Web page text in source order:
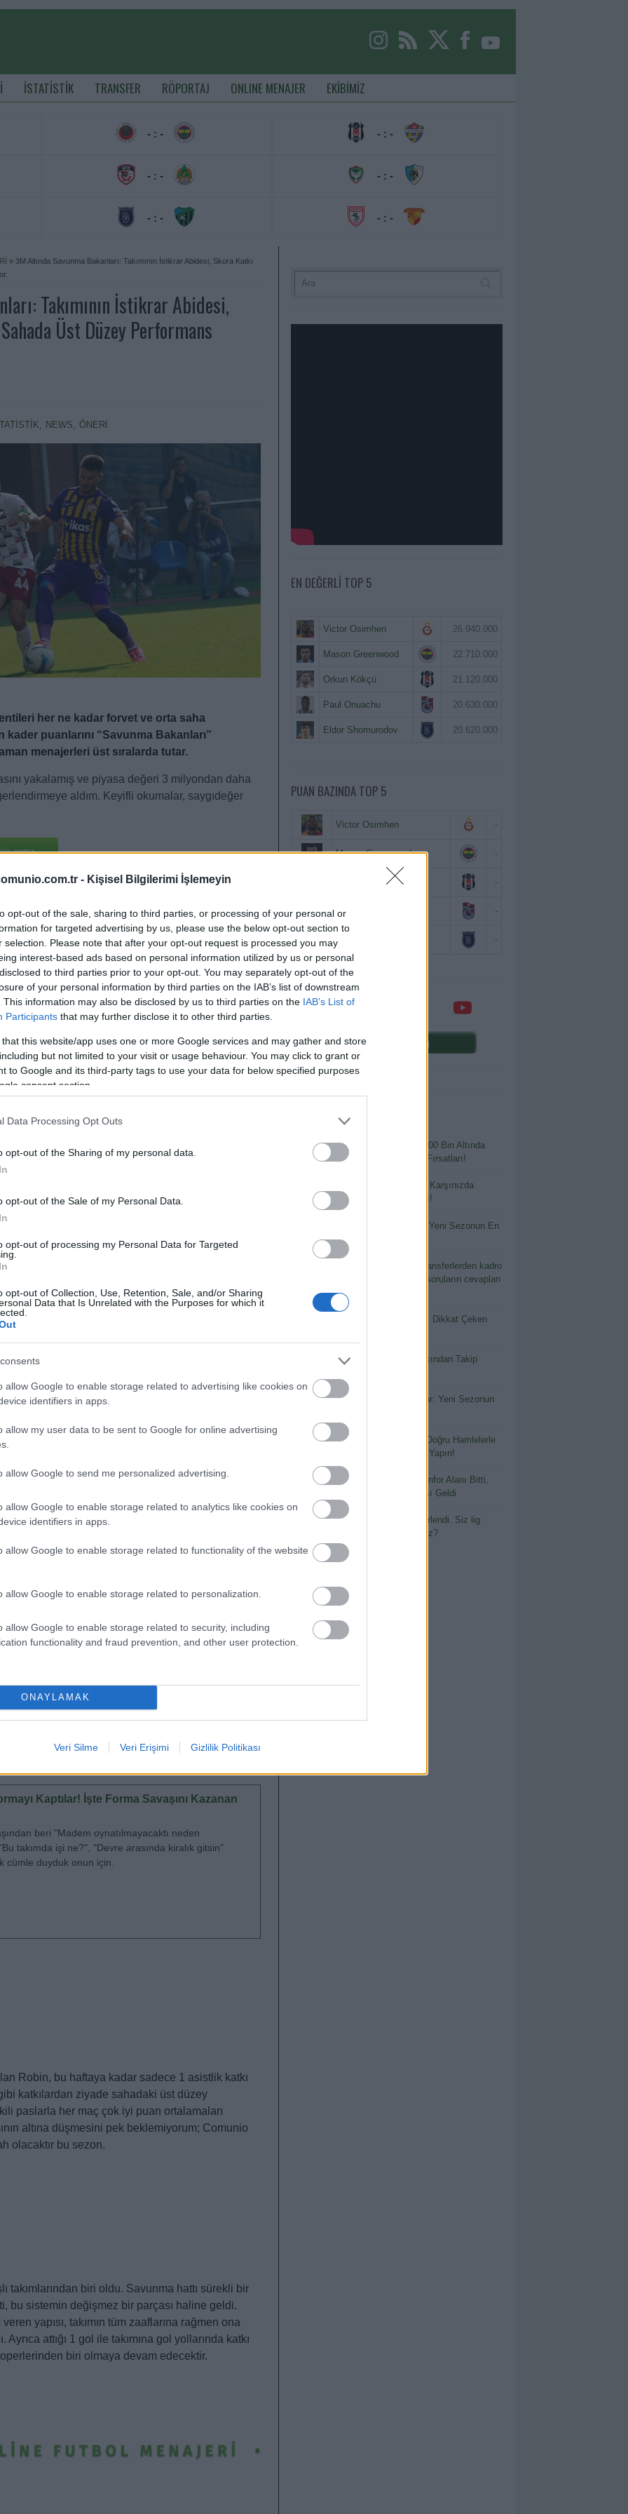
- Kişisel Bilgilerimi İşlemeyin
opt-out of the sale, sharing to third parties, or processing of your personal or
for targeted advertising by us, please use the below opt-out section to
selection. Please note that after your opt-out request is processed you may
interest-based ads based on personal information utilized by us or personal
to third parties prior to your opt-out. You may separately opt-out of the
of your personal information by third parties on the IAB’s list of downstream
This information may also be disclosed by us to third parties on the IAB’s List of
Participants that may further disclose it to other third parties.
that this website/app uses one or more Google services and may gather and store
but not limited to your visit or usage behaviour. You may click to grant or
to Google and its third-party tags to use your data for below specified purposes
consent section.
Data Processing Opt Outs
opt-out of the Sharing of my personal data.
opt-out of the Sale of my Personal Data.
opt-out of processing my Personal Data for Targeted
opt-out of Collection, Use, Retention, Sale, and/or Sharing
Data that Is Unrelated with the Purposes for which it
allow Google to enable storage related to advertising like cookies on
identifiers in apps.
allow my user data to be sent to Google for online advertising
allow Google to send me personalized advertising.
allow Google to enable storage related to analytics like cookies on
identifiers in apps.
allow Google to enable storage related to functionality of the website
allow Google to enable storage related to personalization.
allow Google to enable storage related to security, including
functionality and fraud prevention, and other user protection.
ONAYLAMAK
Veri Silme Veri Erişimi Gizlilik Politikası
İSTATİSTİK TRANSFER RÖPORTAJ ONLINE MENAJER EKİBİMİZ
- : -
- : -
- : -
- : -
- : -
- : -
» 3M Altında Savunma Bakanları: Takımının İstikrar Abidesi, Skora Katkı
Takımının İstikrar Abidesi,
Üst Düzey Performans
, NEWS, ÖNERİ
her ne kadar forvet ve orta saha
puanlarını “Savunma Bakanları”
menajerleri üst sıralarda tutar.
yakalamış ve piyasa değeri 3 milyondan daha
aldım. Keyifli okumalar, saygıdeğer
oyna
Aynı zamanda sıkı birComunio Magazintakipçisi
en çok güven veren ismi oldu. Maç içinde
puan ortalamasına olumlu yansıyan etkenlerdir.
da bulundu şimdiye kadar. Heliton, bu
da devam ettirirse Top 10 stoper arasında olacaktır.
bulunsa da, takımdaki bazı isimler üst düzey
en başında Calvo geliyor. Defansdaki üst
ön plana çıkıyor Calvo. Şimdiye kadar Hatayspor’a
bu sezon stoperler arasında en iyi puan
bu fiyata bu denli iyi bir stoper kaçırılmamalıdır.
ismi oldu Adil. Müthiş bir performansla tüm
geldi. Konyaspor’a 2 gol ve 2 asistlik katkısı
oldu. Adil, bu performansla stoperler arasında
isimlerden biri olarak öne çıkıyor. Fiyat-
üst düzey performansına devam ediyor.
ismi olan Van Drongelen, geri kalan haftalarda
sert oyunu zaman zaman sıkıntı çıkarabilse
daha fazla puan kazandıracaktır.
Kaptılar! İşte Forma Savaşını Kazanan
beri "Madem oynatılmayacaktı neden
takımda işi ne?", "Devre arasında kiralık gitsin"
cümle duyduk onun için.
Robin, bu haftaya kadar sadece 1 asistlik katkı
katkılardan ziyade sahadaki üst düzey
paslarla her maç çok iyi puan ortalamaları
altına düşmesini pek beklemiyorum; Comunio
olacaktır bu sezon.
takımlarından biri oldu. Savunma hattı sürekli bir
bu sistemin değişmez bir parçası haline geldi.
yapısı, takımın tüm zaaflarına rağmen ona
attığı 1 gol ile takımına gol yollarında katkı
biri olmaya devam edecektir.
EN DEĞERLI TOP 5
Victor Osimhen 26.940.000
Mason Greenwood 22.710.000
Orkun Kökçü 21.120.000
Paul Onuachu 20.630.000
Eldor Shomurodov 20.620.000
PUAN BAZINDA TOP 5
Victor Osimhen -
Mason Greenwood -
Orkun Kökçü -
Paul Onuachu -
Eldor Shomurodov -
Comunio oyna
EN YENİ YAZILAR
Düşük Bütçeyle Büyük Kazanç: 400 Bin Altında
Kaçırılmaması Gereken Transfer Fırsatları!
Ya Patlayacak Ya da Parlayacak: Karşınızda
Comunio’nun En Riskli Oyuncuları!
Büyük İsimler, Büyük Beklentiler: Yeni Sezonun En
Kritik Yatırımları!
Siz Sordunuz, Biz Cevapladık! Transferlerden kadro
tercihine kadar merak edilen tüm soruların cevapları
bu makalede!
Süper Lig’in Yeni Yüzü Çorum FK: Dikkat Çeken
Anadolu’da Transfer Fırtınası: Yakından Takip
Comunio’da Başarı Kaleden Başlar: Yeni Sezonun
Comunio Sezon Öncesi Rehberi: Doğru Hamlelerle
Yeni Sezona Güçlü Bir Başlangıç Yapın!
Comunio Öneriyor – 34. Hafta: Konfor Alanı Bitti,
Hesaplaşma Başladı! Final Haftası Geldi
2026/2027 Sezon geçişi tarihi belirlendi. Siz lig
olarak hangi geçişi kullanacaksınız?